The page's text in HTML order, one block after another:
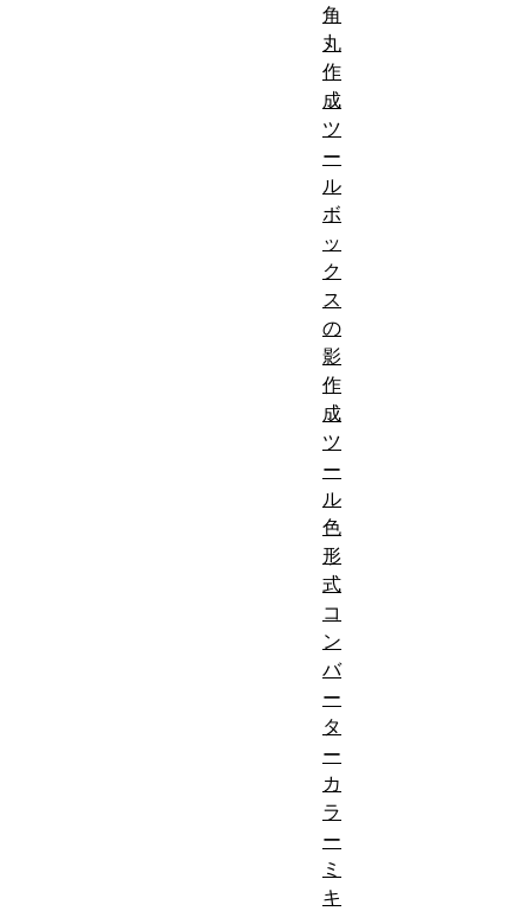
角
丸
作
成
ツ
ー
ル
ボ
ッ
ク
ス
の
影
作
成
ツ
ー
ル
色
形
式
コ
ン
バ
ー
タ
ー
カ
ラ
ー
ミ
キ